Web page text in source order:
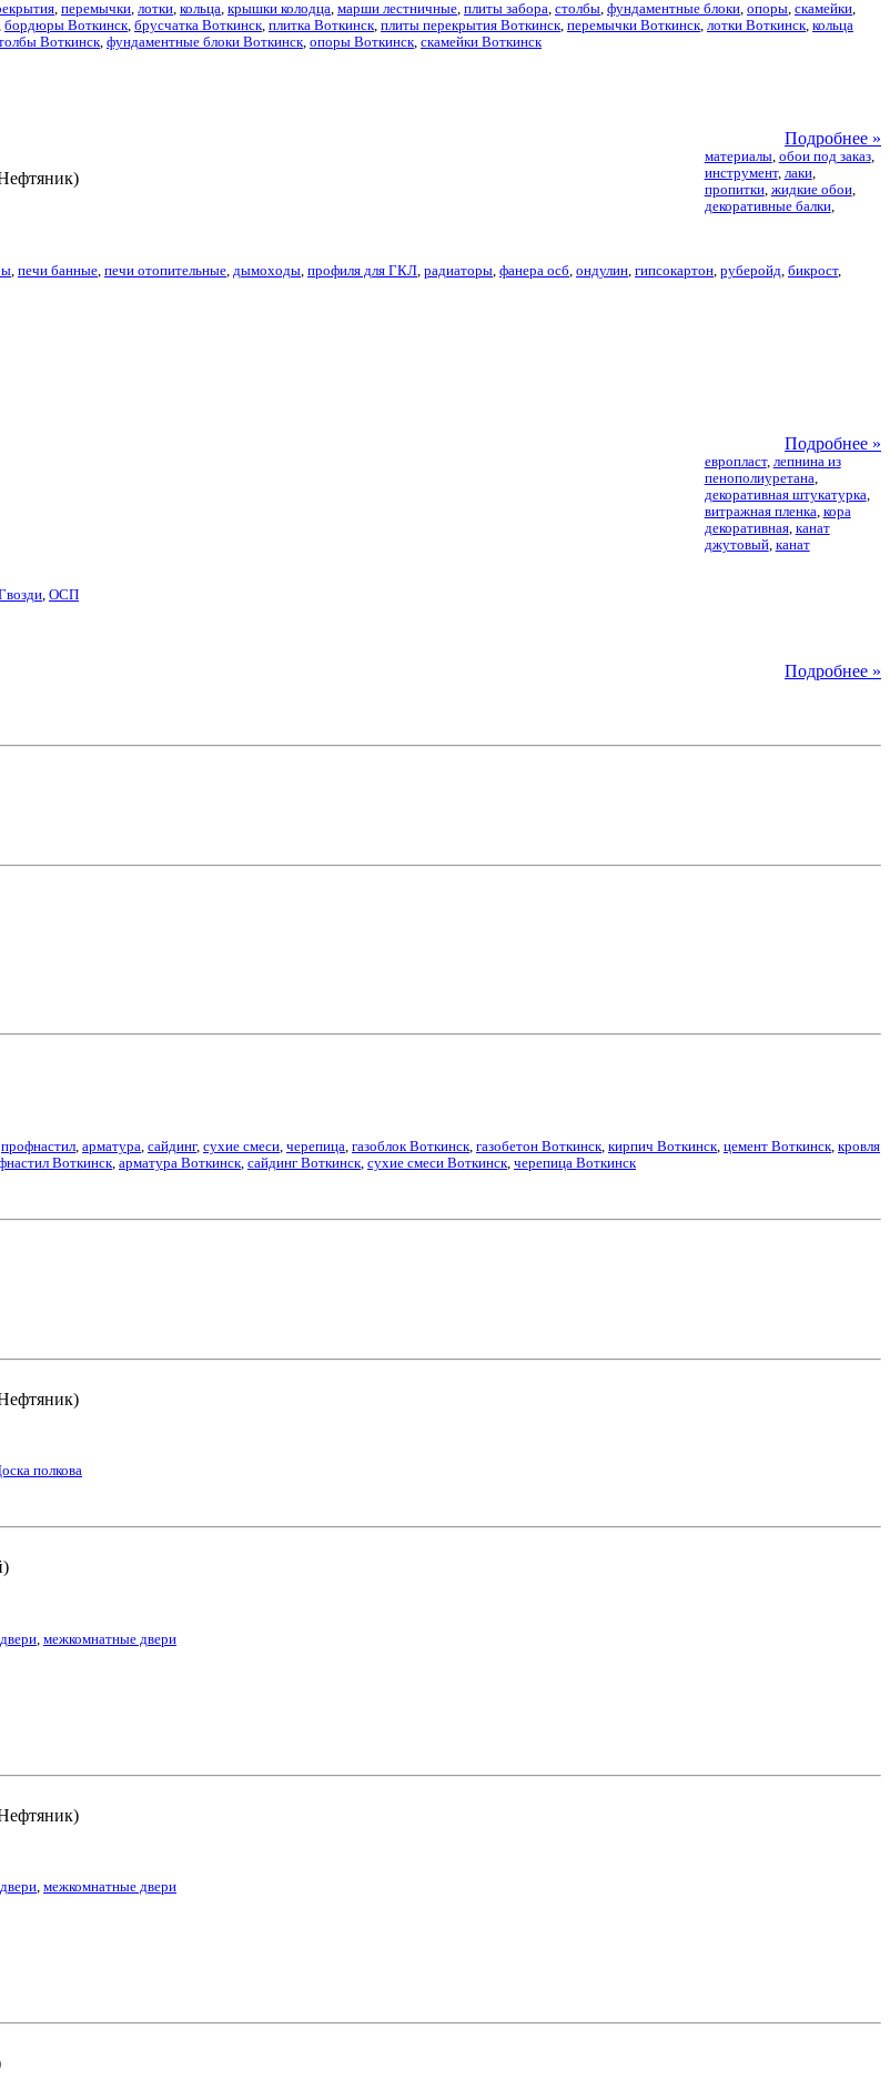
, перемычки, лотки, кольца, крышки колодца, марши лестничные, плиты забора, столбы, фундаментные блоки, опоры, скамейки,
бордюры Воткинск, брусчатка Воткинск, плитка Воткинск, плиты перекрытия Воткинск, перемычки Воткинск, лотки Воткинск, кольца
Воткинск, фундаментные блоки Воткинск, опоры Воткинск, скамейки Воткинск
Подробнее »
, печи банные, печи отопительные, дымоходы, профиля для ГКЛ, радиаторы, фанера осб, ондулин, гипсокартон, руберойд, бикрост,
Подробнее »
, ОСП
Подробнее »
материалы, обои под заказ,
инструмент, лаки,
пропитки, жидкие обои,
декоративные балки,
европласт, лепнина из
пенополиуретана,
декоративная штукатурка,
витражная пленка, кора
декоративная, канат
джутовый, канат
профнастил арматура сайдинг, сухие смеси черепица газоблок Воткинск газобетон Воткинск кирпич Воткинск цемент Воткинск кровля
Воткинск арматура Воткинск сайдинг Воткинск сухие смеси Воткинск черепица Воткинск
полкова
межкомнатные двери
, межкомнатные двери